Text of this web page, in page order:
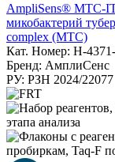
AmpliSens® МТС-
микобактерий
complex (MTC)
Кат. Номер: H-
Бренд: АмплиСенс
РУ: РЗН 2024/22077